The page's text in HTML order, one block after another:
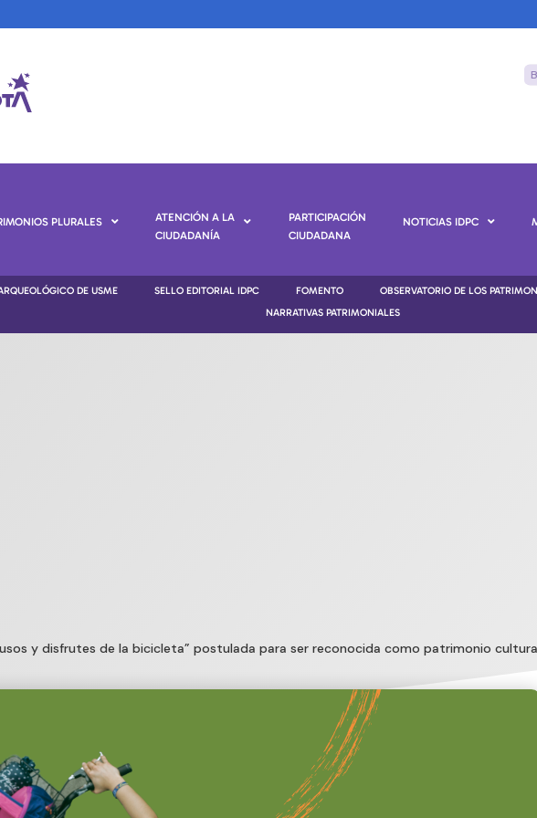
PLURALES
ATENCIÓN A LA
CIUDADANÍA
PARTICIPACIÓN
CIUDADANA
NOTICIAS IDPC
DE USME SELLO EDITORIAL IDPC FOMENTO
OBSERVATORIO DE LOS
NARRATIVAS PATRIMONIALES
y disfrutes de la bicicleta” postulada para ser reconocida como patrimonio